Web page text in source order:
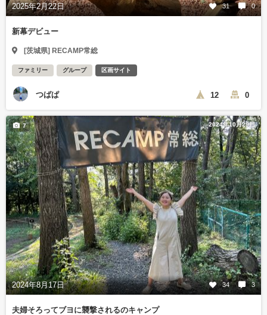
2025年2月22日 31 0
新幕デビュー
[茨城県] RECAMP常総
ファミリー グループ 区画サイト
つばぱ 12 0
2024年10月29日
2024年8月17日 34 3
7
夫婦そろってブヨに襲撃されるのキャンプ